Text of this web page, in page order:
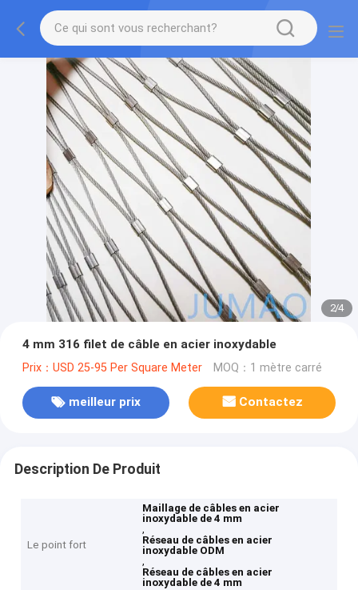
2/4
4 mm 316 filet de câble en acier inoxydable
Prix：USD 25-95 Per Square Meter MOQ：1 mètre carré
meilleur prix Contactez
Description De Produit
Le point fort
Maillage de câbles en acier
inoxydable de 4 mm
,
Réseau de câbles en acier
inoxydable ODM
,
Réseau de câbles en acier
inoxydable de 4 mm